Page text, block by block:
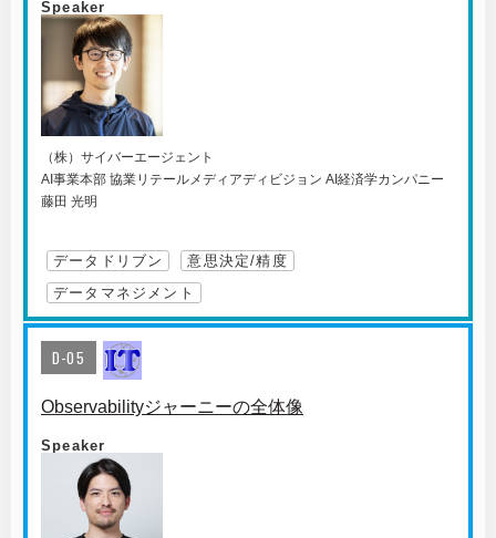
Speaker
（株）サイバーエージェント
AI事業本部 協業リテールメディアディビジョン AI経済学カンパニー
藤田 光明
データドリブン
意思決定/精度
データマネジメント
D-05
Observabilityジャーニーの全体像
Speaker